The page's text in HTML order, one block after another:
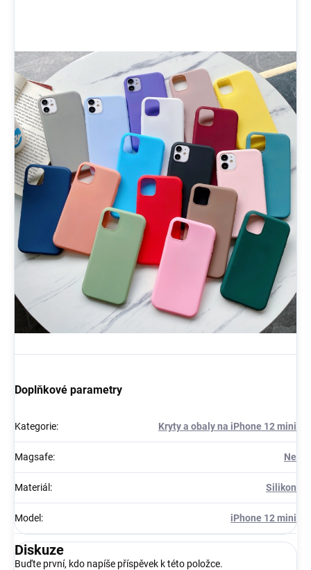
Doplňkové parametry
Kategorie: Kryty a obaly na iPhone 12 mini
Magsafe: Ne
Materiál : Silikon
Model : iPhone 12 mini
Diskuze
Buďte první, kdo napíše příspěvek k této položce.